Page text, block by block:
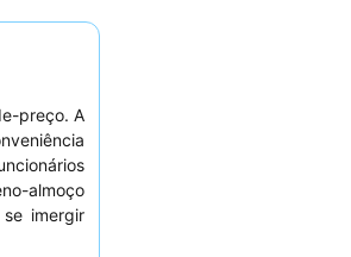
preço. A
almoço
imergir